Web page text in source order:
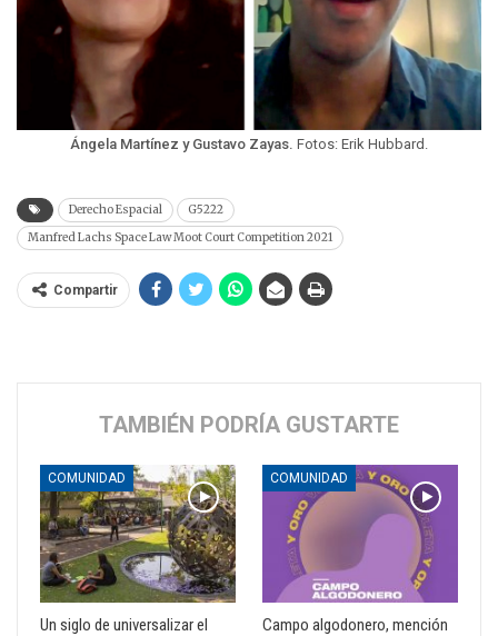
Ángela Martínez y Gustavo Zayas. Fotos: Erik Hubbard.
Derecho Espacial
G5222
Manfred Lachs Space Law Moot Court Competition 2021
Compartir
TAMBIÉN PODRÍA GUSTARTE
COMUNIDAD
Un siglo de universalizar el
COMUNIDAD
Campo algodonero, mención